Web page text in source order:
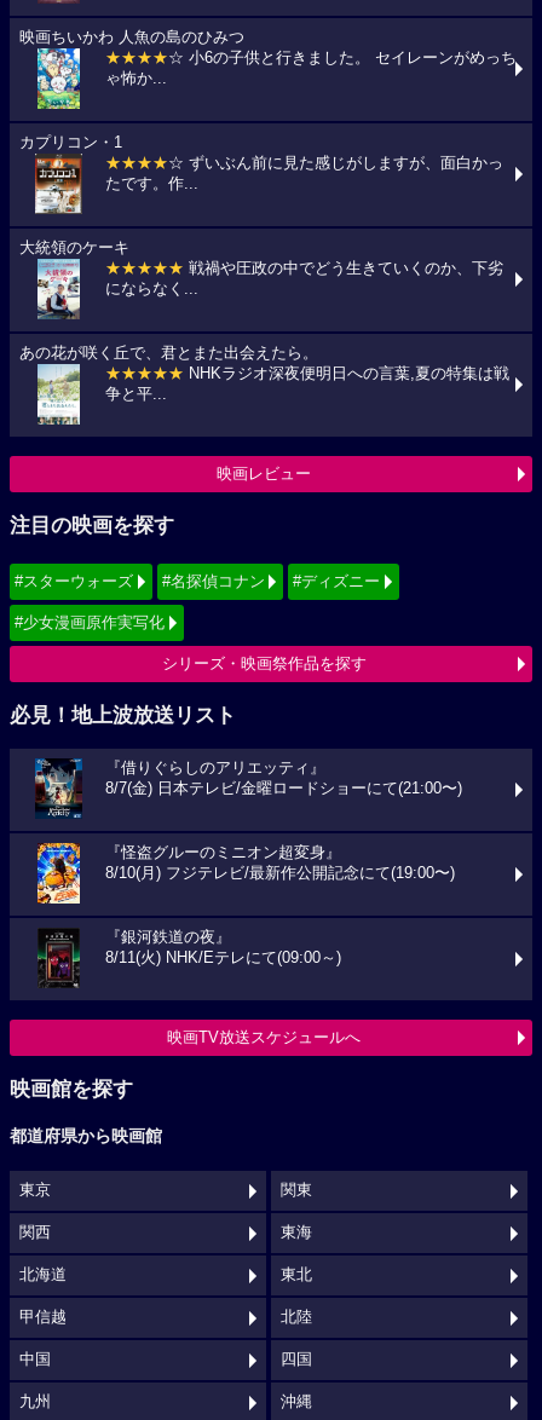
映画ちいかわ 人魚の島のひみつ
★★★★☆ 小6の子供と行きました。 セイレーンがめっち
ゃ怖か...
カプリコン・1
★★★★☆ ずいぶん前に見た感じがしますが、面白かっ
たです。作...
大統領のケーキ
★★★★★ 戦禍や圧政の中でどう生きていくのか、下劣
にならなく...
あの花が咲く丘で、君とまた出会えたら。
★★★★★ NHKラジオ深夜便明日への言葉,夏の特集は戦
争と平...
映画レビュー
注目の映画を探す
#スターウォーズ #名探偵コナン #ディズニー
#少女漫画原作実写化
シリーズ・映画祭作品を探す
必見！地上波放送リスト
『借りぐらしのアリエッティ』
8/7(金) 日本テレビ/金曜ロードショーにて(21:00〜)
『怪盗グルーのミニオン超変身』
8/10(月) フジテレビ/最新作公開記念にて(19:00〜)
『銀河鉄道の夜』
8/11(火) NHK/Eテレにて(09:00～)
映画TV放送スケジュールへ
映画館を探す
都道府県から映画館
東京 関東
関西 東海
北海道 東北
甲信越 北陸
中国 四国
九州 沖縄